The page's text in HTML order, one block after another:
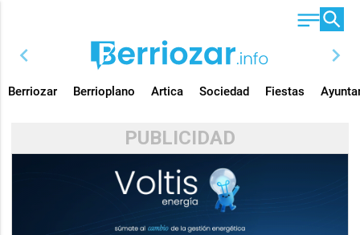
chevron_left chevron_right
Berriozar Berrioplano Artica Sociedad Fiestas
PUBLICIDAD